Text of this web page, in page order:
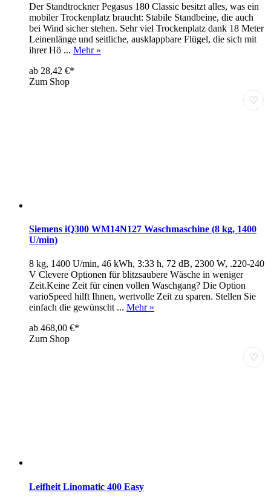
Der Standtrockner Pegasus 180 Classic besitzt alles, was ein
mobiler Trockenplatz braucht: Stabile Standbeine, die auch
bei Wind sicher stehen. Sehr viel Trockenplatz dank 18 Meter
Leinenlänge und seitliche, ausklappbare Flügel, die sich mit
ihrer Hö ... Mehr »
ab 28,42 €*
Zum Shop
♡
Siemens iQ300 WM14N127 Waschmaschine (8 kg, 1400
U/min)
8 kg, 1400 U/min, 46 kWh, 3:33 h, 72 dB, 2300 W, .220-240
V Clevere Optionen für blitzsaubere Wäsche in weniger
Zeit.Keine Zeit für einen vollen Waschgang? Die Option
varioSpeed hilft Ihnen, wertvolle Zeit zu sparen. Stellen Sie
einfach die gewünscht ... Mehr »
ab 468,00 €*
Zum Shop
♡
Leifheit Linomatic 400 Easy